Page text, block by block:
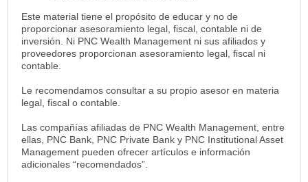
Este material tiene el propósito de educar y no de
proporcionar asesoramiento legal, fiscal, contable ni de
inversión. Ni PNC Wealth Management ni sus afiliados y
proveedores proporcionan asesoramiento legal, fiscal ni
contable.
Le recomendamos consultar a su propio asesor en materia
legal, fiscal o contable.
Las compañías afiliadas de PNC Wealth Management, entre
ellas, PNC Bank, PNC Private Bank y PNC Institutional Asset
Management pueden ofrecer artículos e información
adicionales “recomendados”.